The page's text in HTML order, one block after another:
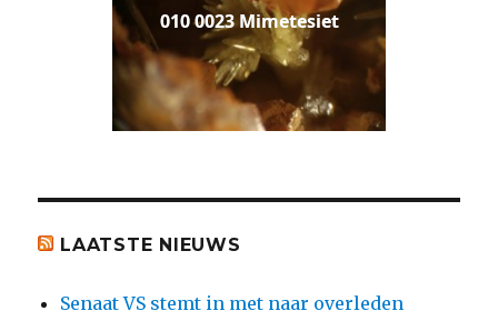
010 0023 Mimetesiet
LAATSTE NIEUWS
Senaat VS stemt in met naar overleden